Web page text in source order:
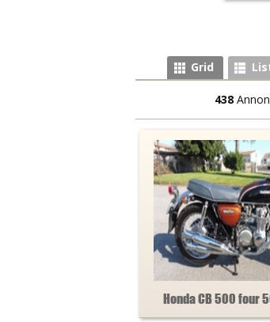
Grid
438
Honda CB 500 four